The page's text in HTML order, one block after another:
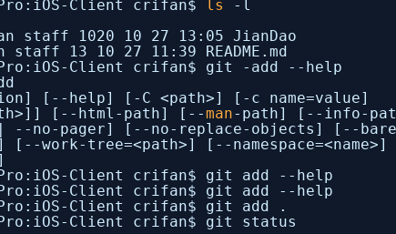
Client crifan$ ls
-l
staff 1020 10 27 13:05 JianDao
13 10 27 11:39 README.md
Pro:iOS-Client crifan$ git -add --help
[--help] [-C <path>] [-c name=value]
[--html-path] [--man-path] [--info-
no-pager] [--no-replace-objects] [--
[--work-tree=<path>] [--namespace=<name>]
Pro:iOS-Client crifan$ git add --help
Pro:iOS-Client crifan$ git add --help
Pro:iOS-Client crifan$ git add .
Pro:iOS-Client crifan$ git status